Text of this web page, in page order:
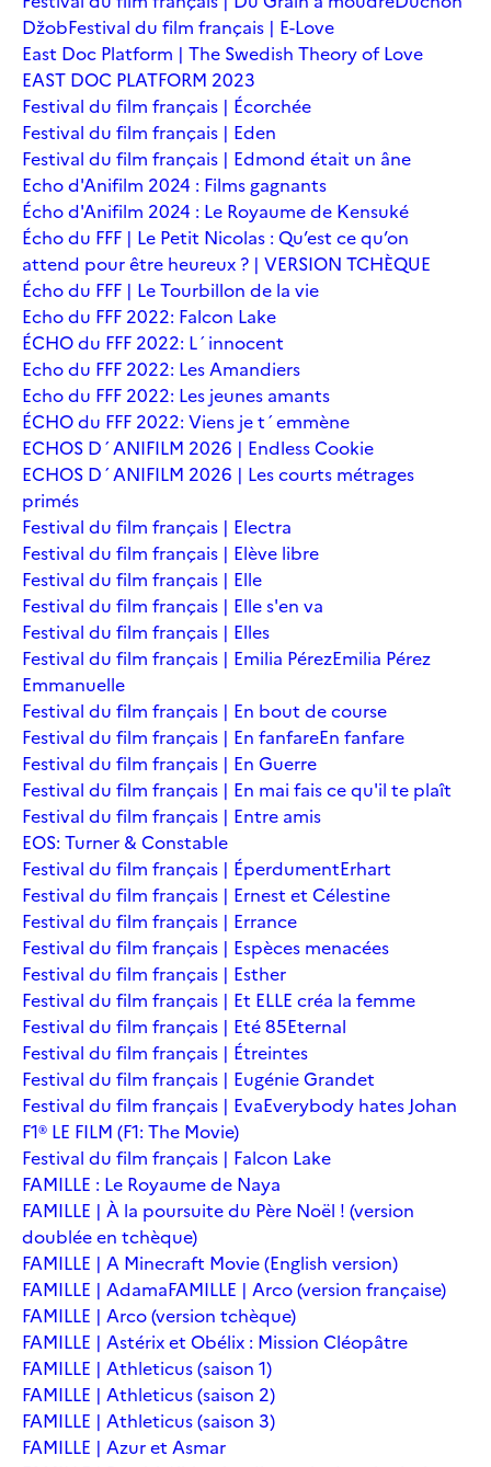
DžobFestival du film français | E-Love
East Doc Platform | The Swedish Theory of Love
EAST DOC PLATFORM 2023
Festival du film français | Écorchée
Festival du film français | Eden
Festival du film français | Edmond était un âne
Echo d'Anifilm 2024 : Films gagnants
Écho d'Anifilm 2024 : Le Royaume de Kensuké
Écho du FFF | Le Petit Nicolas : Qu’est ce qu’on
attend pour être heureux ? | VERSION TCHÈQUE
Écho du FFF | Le Tourbillon de la vie
Echo du FFF 2022: Falcon Lake
ÉCHO du FFF 2022: L´innocent
Echo du FFF 2022: Les Amandiers
Echo du FFF 2022: Les jeunes amants
ÉCHO du FFF 2022: Viens je t´emmène
ECHOS D´ANIFILM 2026 | Endless Cookie
ECHOS D´ANIFILM 2026 | Les courts métrages
primés
Festival du film français | Electra
Festival du film français | Elève libre
Festival du film français | Elle
Festival du film français | Elle s'en va
Festival du film français | Elles
Festival du film français | Emilia PérezEmilia Pérez
Emmanuelle
Festival du film français | En bout de course
Festival du film français | En fanfareEn fanfare
Festival du film français | En Guerre
Festival du film français | En mai fais ce qu'il te plaît
Festival du film français | Entre amis
EOS: Turner & Constable
Festival du film français | ÉperdumentErhart
Festival du film français | Ernest et Célestine
Festival du film français | Errance
Festival du film français | Espèces menacées
Festival du film français | Esther
Festival du film français | Et ELLE créa la femme
Festival du film français | Eté 85Eternal
Festival du film français | Étreintes
Festival du film français | Eugénie Grandet
Festival du film français | EvaEverybody hates Johan
F1® LE FILM (F1: The Movie)
Festival du film français | Falcon Lake
FAMILLE : Le Royaume de Naya
FAMILLE | À la poursuite du Père Noël ! (version
doublée en tchèque)
FAMILLE | A Minecraft Movie (English version)
FAMILLE | AdamaFAMILLE | Arco (version française)
FAMILLE | Arco (version tchèque)
FAMILLE | Astérix et Obélix : Mission Cléopâtre
FAMILLE | Athleticus (saison 1)
FAMILLE | Athleticus (saison 2)
FAMILLE | Athleticus (saison 3)
FAMILLE | Azur et Asmar